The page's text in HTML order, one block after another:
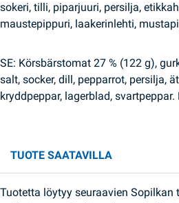
sokeri, tilli, piparjuuri, persilja,
maustepippuri, laakerinlehti,
SE: Körsbärstomat 27 % (122 g),
salt, socker, dill, pepparrot, persilja,
kryddpeppar, lagerblad, svartpeppar.
TUOTE SAATAVILLA
Tuotetta löytyy seuraavien Sopilkan